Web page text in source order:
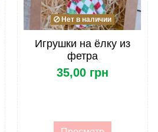
Нет в наличии
Игрушки на ёлку из
фетра
35,00 грн